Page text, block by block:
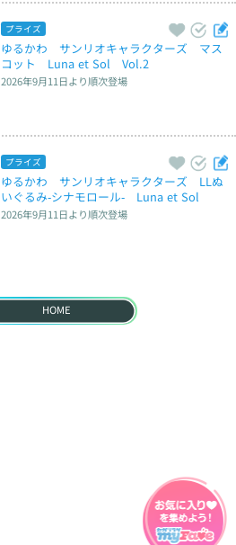
プライズ
ゆるかわ　サンリオキャラクターズ　マス
コット　Luna et Sol　Vol.2
2026年9月11日より順次登場
プライズ
ゆるかわ　サンリオキャラクターズ　LLぬ
いぐるみ‐シナモロール‐　Luna et Sol
2026年9月11日より順次登場
HOME